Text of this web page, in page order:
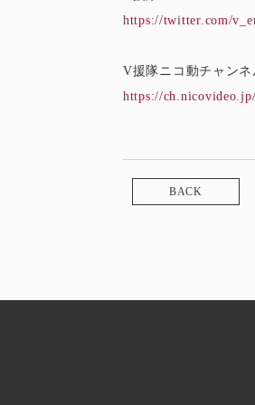
https://twitter.com/
V援隊ニコ動チャンネ
https://
BACK